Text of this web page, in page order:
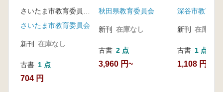
点)発掘調査
さいたま市教育委員会
新刊 在庫なし
古書 1 点
704 円
秋田県教育委員会
新刊 在庫なし
古書 2 点
3,960 円~
深谷市教育委
新刊 在庫なし
古書 1 点
1,108 円